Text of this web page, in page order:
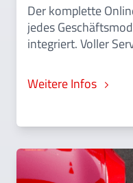
Der komplette
jedes Geschäftsmodell. Mit
integriert. Voller
Weitere Infos